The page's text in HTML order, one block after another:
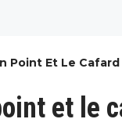
Point Et Le
et le